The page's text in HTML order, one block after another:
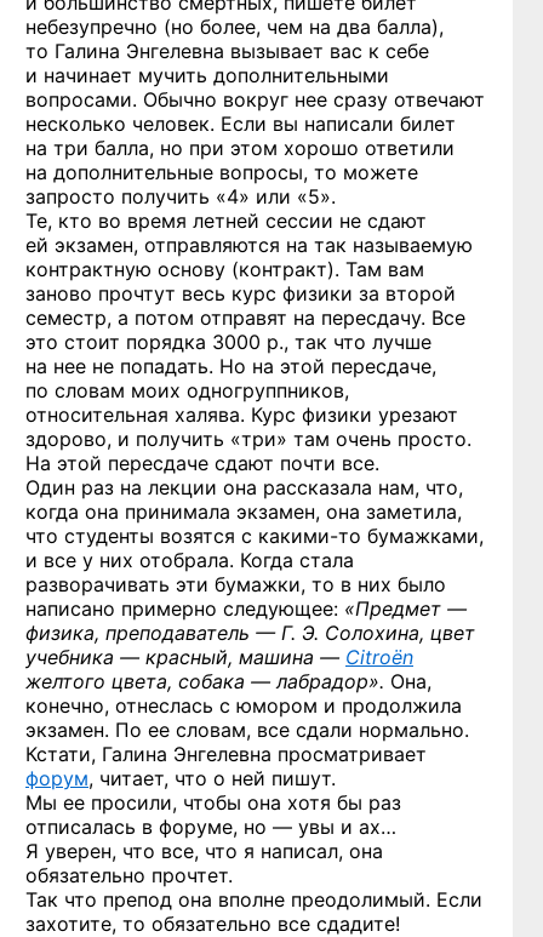
небезупречно (но более, чем на два балла),
то Галина Энгелевна вызывает вас к себе
и начинает мучить дополнительными
вопросами. Обычно вокруг нее сразу отвечают
несколько человек. Если вы написали билет
на три балла, но при этом хорошо ответили
на дополнительные вопросы, то можете
запросто получить «4» или «5».
Те, кто во время летней сессии не сдают
ей экзамен, отправляются на так называемую
контрактную основу (контракт). Там вам
заново прочтут весь курс физики за второй
семестр, а потом отправят на пересдачу. Все
это стоит порядка 3000 р., так что лучше
на нее не попадать. Но на этой пересдаче,
по словам моих одногруппников,
относительная халява. Курс физики урезают
здорово, и получить «три» там очень просто.
На этой пересдаче сдают почти все.
Один раз на лекции она рассказала нам, что,
когда она принимала экзамен, она заметила,
что студенты возятся с какими-то бумажками,
и все у них отобрала. Когда стала
разворачивать эти бумажки, то в них было
написано примерно следующее: «Предмет —
физика, преподаватель — Г. Э. Солохина, цвет
учебника — красный, машина — Citroёn
желтого цвета, собака — лабрадор». Она,
конечно, отнеслась с юмором и продолжила
экзамен. По ее словам, все сдали нормально.
Кстати, Галина Энгелевна просматривает
форум, читает, что о ней пишут.
Мы ее просили, чтобы она хотя бы раз
отписалась в форуме, но — увы и ах…
Я уверен, что все, что я написал, она
обязательно прочтет.
Так что препод она вполне преодолимый. Если
захотите, то обязательно все сдадите!